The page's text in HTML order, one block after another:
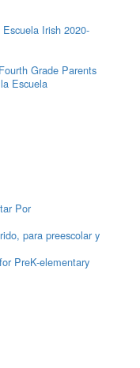
Irish 2020-
Grade Parents
Escuela
Por
para preescolar y
PreK-elementary